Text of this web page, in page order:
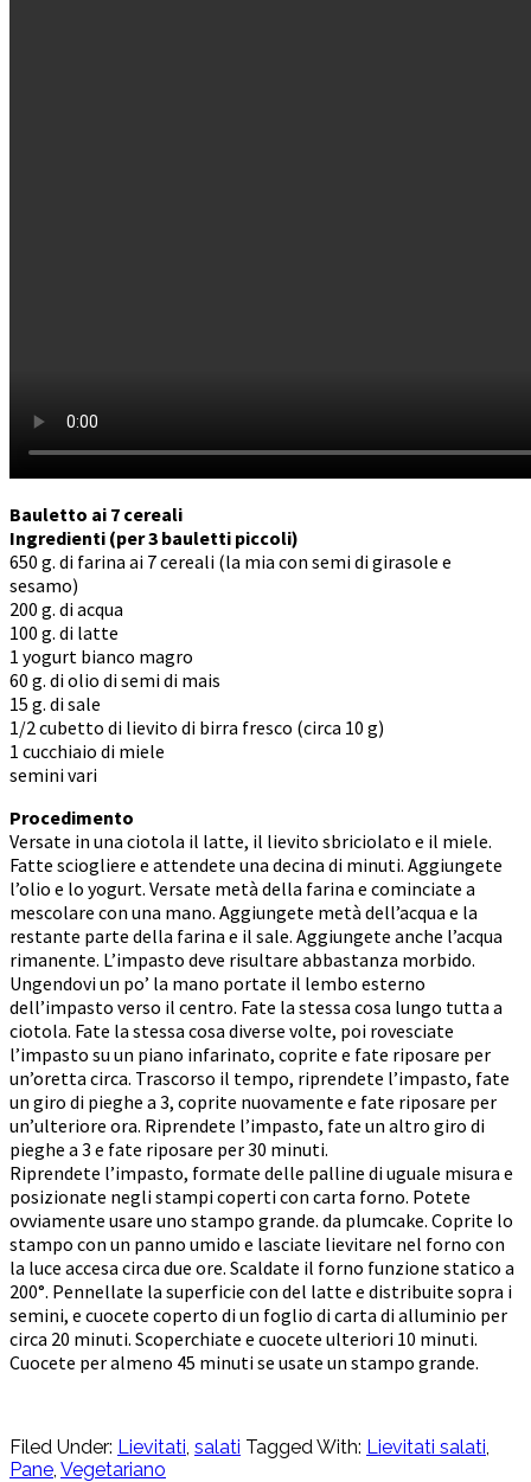
Bauletto ai 7 cereali
Ingredienti (per 3 bauletti piccoli)
650 g. di farina ai 7 cereali (la mia con semi di girasole e
sesamo)
200 g. di acqua
100 g. di latte
1 yogurt bianco magro
60 g. di olio di semi di mais
15 g. di sale
1/2 cubetto di lievito di birra fresco (circa 10 g)
1 cucchiaio di miele
semini vari
Procedimento
Versate in una ciotola il latte, il lievito sbriciolato e il miele.
Fatte sciogliere e attendete una decina di minuti. Aggiungete
l’olio e lo yogurt. Versate metà della farina e cominciate a
mescolare con una mano. Aggiungete metà dell’acqua e la
restante parte della farina e il sale. Aggiungete anche l’acqua
rimanente. L’impasto deve risultare abbastanza morbido.
Ungendovi un po’ la mano portate il lembo esterno
dell’impasto verso il centro. Fate la stessa cosa lungo tutta a
ciotola. Fate la stessa cosa diverse volte, poi rovesciate
l’impasto su un piano infarinato, coprite e fate riposare per
un’oretta circa. Trascorso il tempo, riprendete l’impasto, fate
un giro di pieghe a 3, coprite nuovamente e fate riposare per
un’ulteriore ora. Riprendete l’impasto, fate un altro giro di
pieghe a 3 e fate riposare per 30 minuti.
Riprendete l’impasto, formate delle palline di uguale misura e
posizionate negli stampi coperti con carta forno. Potete
ovviamente usare uno stampo grande. da plumcake. Coprite lo
stampo con un panno umido e lasciate lievitare nel forno con
la luce accesa circa due ore. Scaldate il forno funzione statico a
200°. Pennellate la superficie con del latte e distribuite sopra i
semini, e cuocete coperto di un foglio di carta di alluminio per
circa 20 minuti. Scoperchiate e cuocete ulteriori 10 minuti.
Cuocete per almeno 45 minuti se usate un stampo grande.
Filed Under: Lievitati, salati Tagged With: Lievitati salati,
Pane, Vegetariano